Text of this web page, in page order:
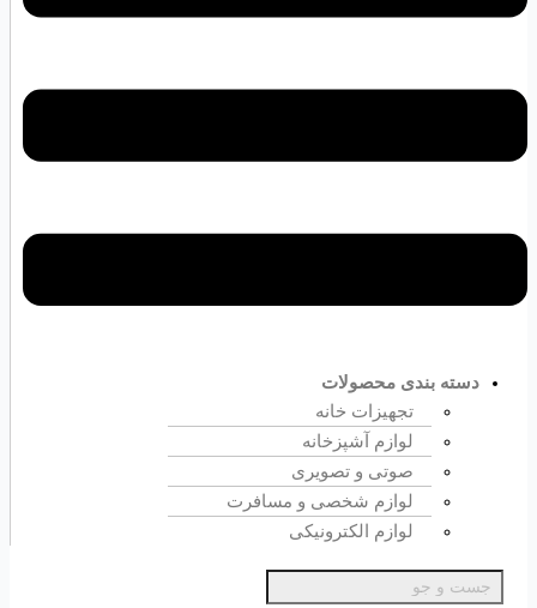
دسته بندی محصولات
تجهیزات خانه
لوازم آشپزخانه
صوتی و تصویری
لوازم شخصی و مسافرت
لوازم الکترونیکی